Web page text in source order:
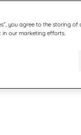
you agree to the storing
in our marketing efforts.